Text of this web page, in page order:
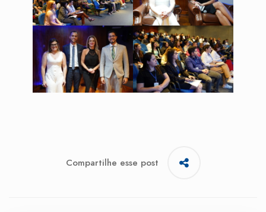
Compartilhe esse post